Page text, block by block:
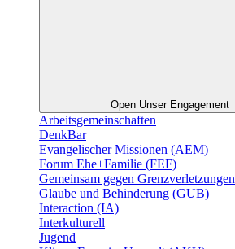
Open Unser Engagement
Arbeitsgemeinschaften
DenkBar
Evangelischer Missionen (AEM)
Forum Ehe+Familie (FEF)
Gemeinsam gegen Grenzverletzungen
Glaube und Behinderung (GUB)
Interaction (IA)
Interkulturell
Jugend